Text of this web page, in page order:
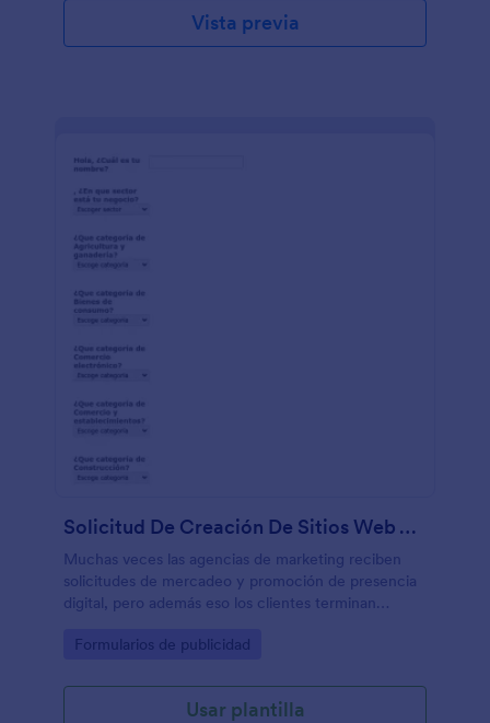
Vista previa
Solicitud De Creación De Sitios Web Y Presencia Digital
Muchas veces las agencias de marketing reciben
solicitudes de mercadeo y promoción de presencia
digital, pero además eso los clientes terminan
de dominio, hosting y SEO. Por lo que este
negocio.
Go to Category:
Formularios de publicidad
Usar plantilla